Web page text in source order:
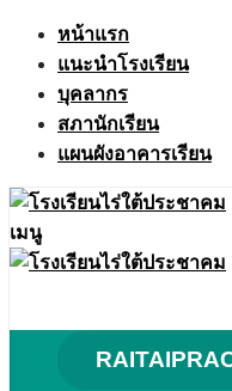
Skip
content
หน้าแรก
แนะนำโรงเรียน
บุคลากร
สภานักเรียน
แผนผังอาคารเรียน
เมนู